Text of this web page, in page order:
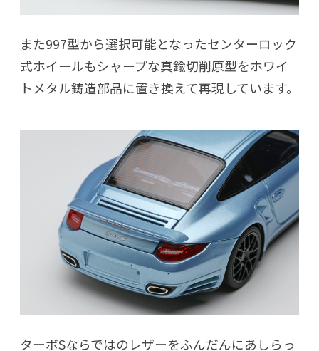
また997型から選択可能となったセンターロック
式ホイールもシャープな真鍮切削原型をホワイ
トメタル鋳造部品に置き換えて再現しています。
ターボSならではのレザーをふんだんにあしらっ